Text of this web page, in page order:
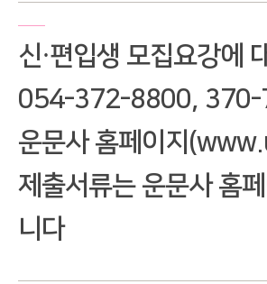
신·편입생 모집요강에
054-372-8800, 370-
운문사 홈페이지
제출서류는 운문사 홈
니다